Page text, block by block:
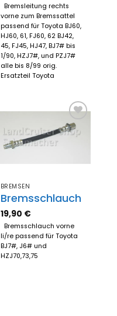
Bremsleitung rechts
vorne zum Bremssattel
passend für Toyota BJ60,
HJ60, 61, FJ60, 62 BJ42,
45, FJ45, HJ47, BJ7# bis
1/90, HZJ7#, und PZJ7#
alle bis 8/99 orig.
Ersatzteil Toyota
Zum
Merkzettel
hinzufügen
BREMSEN
Bremsschlauch
19,90 €
Bremsschlauch vorne
li/re passend für Toyota
BJ7#, J6# und
HZJ70,73,75